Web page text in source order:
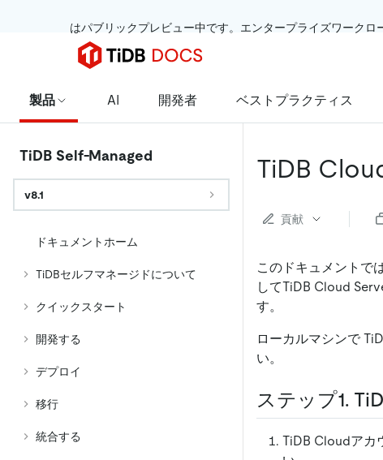
はパブリックプレビュー中です。エンタープライズワーク
製品 AI 開発者 ベストプラクティス
TiDB Self-Managed
v8.1
ドキュメントホーム
TiDBセルフマネージドについて
クイックスタート
開発する
デプロイ
移行
統合する
TiDB
貢献
このドキュメントで
してTiDB Cloud
す。
ローカルマシンで
い。
ステップ1.
TiDB Cloudアカ